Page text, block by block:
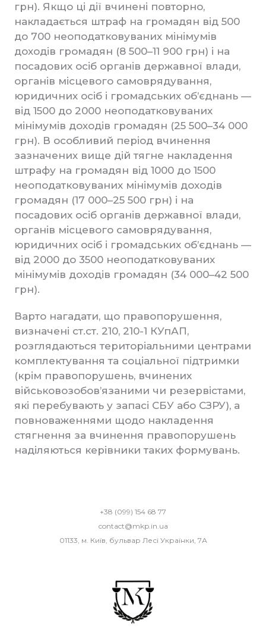
грн). Якщо ці дії вчинені повторно,
накладається штраф на громадян від 500
до 700 неоподатковуваних мінімумів
доходів громадян (8 500–11 900 грн) і на
посадових осіб органів державної влади,
органів місцевого самоврядування,
юридичних осіб і громадських об’єднань —
від 1500 до 2000 неоподатковуваних
мінімумів доходів громадян (25 500–34 000
грн). В особливий період вчинення
зазначених вище дій тягне накладення
штрафу на громадян від 1000 до 1500
неоподатковуваних мінімумів доходів
громадян (17 000–25 500 грн) і на
посадових осіб органів державної влади,
органів місцевого самоврядування,
юридичних осіб і громадських об’єднань —
від 2000 до 3500 неоподатковуваних
мінімумів доходів громадян (34 000–42 500
грн).
Варто нагадати, що правопорушення,
визначені ст.ст. 210, 210-1 КУпАП,
розглядаються територіальними центрами
комплектування та соціальної підтримки
(крім правопорушень, вчинених
військовозобов’язаними чи резервістами,
які перебувають у запасі СБУ або СЗРУ), а
повноваженнями щодо накладення
стягнення за вчинення правопорушень
наділяються керівники таких формувань.
+38 (099) 154 68 77
contact@mkp.in.ua
01133, м. Київ, бульвар Лесі Українки, 7А